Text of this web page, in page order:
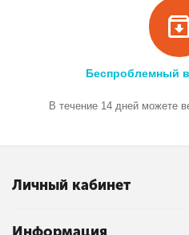
Беспроблемный
В течение 14 дней можете
Личный кабинет